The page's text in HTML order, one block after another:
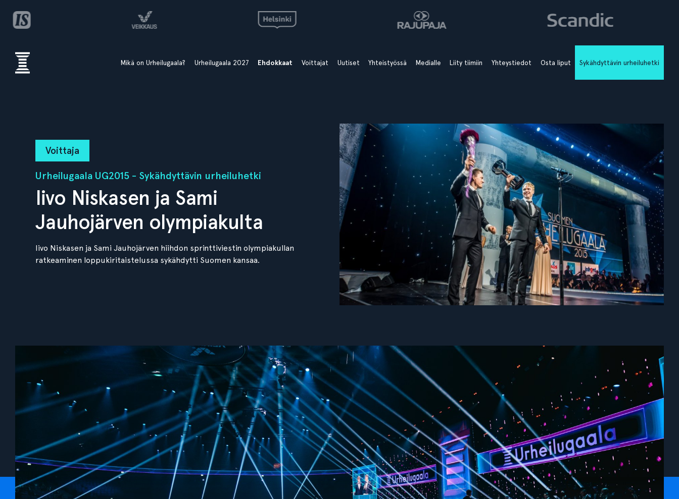
Mikä on Urheilugaala? Urheilugaala 2027 Ehdokkaat Voittajat Uutiset Yhteistyössä Medialle Liity tiimiin Yhteystiedot Osta liput Sykähdyttävin urheiluhetki
Voittaja
Urheilugaala UG2015 - Sykähdyttävin urheiluhetki
Iivo Niskasen ja Sami
Jauhojärven olympiakulta
Iivo Niskasen ja Sami Jauhojärven hiihdon sprinttiviestin olympiakullan
ratkeaminen loppukiritaistelussa sykähdytti Suomen kansaa.